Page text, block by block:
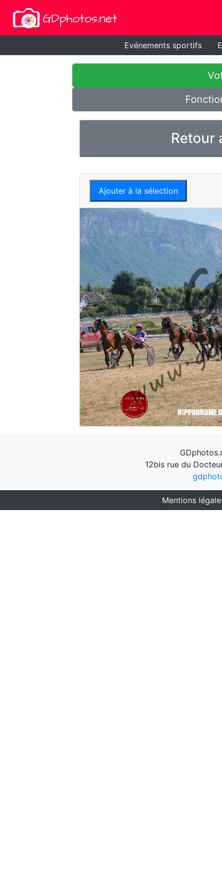
Evénements sportifs
Retour
Ajouter à la sélection
12bis rue du
Mentions